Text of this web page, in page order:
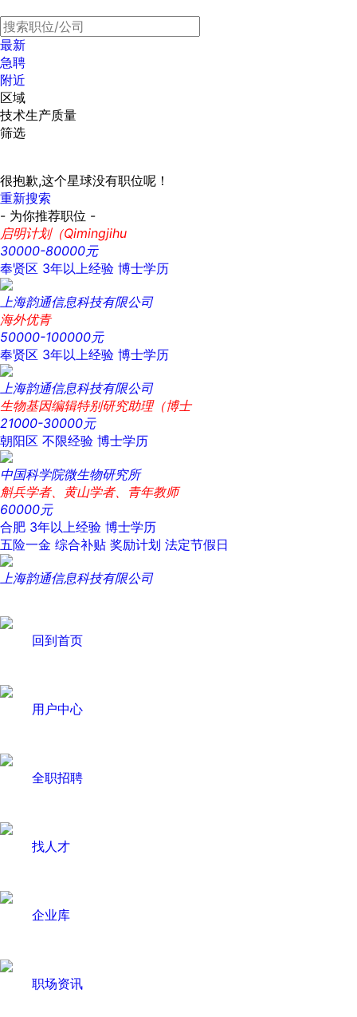
最新
急聘
附近
区域
技术生产质量
筛选
很抱歉,这个星球没有职位呢！
重新搜索
- 为你推荐职位 -
启明计划（Qimingjihu
30000-80000元
奉贤区 3年以上经验 博士学历
上海韵通信息科技有限公司
海外优青
50000-100000元
奉贤区 3年以上经验 博士学历
上海韵通信息科技有限公司
生物基因编辑特别研究助理（博士
21000-30000元
朝阳区 不限经验 博士学历
中国科学院微生物研究所
斛兵学者、黄山学者、青年教师
60000元
合肥 3年以上经验 博士学历
五险一金 综合补贴 奖励计划 法定节假日
上海韵通信息科技有限公司
回到首页
用户中心
全职招聘
找人才
企业库
职场资讯